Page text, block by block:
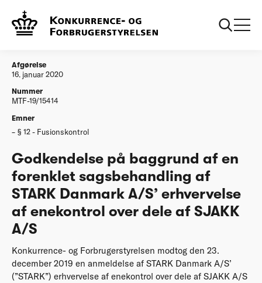
Afgørelser
Danmark AS erhvervelse af enekontrol over dele
af SJAKK AS
Afgørelse
16. januar 2020
Nummer
MTF-19/15414
Emner
§ 12 - Fusionskontrol
Godkendelse på baggrund af en
forenklet sagsbehandling af
STARK Danmark A/S’ erhvervelse
af enekontrol over dele af SJAKK
A/S
Konkurrence- og Forbrugerstyrelsen modtog den 23.
december 2019 en anmeldelse af STARK Danmark A/S’
(”STARK”) erhvervelse af enekontrol over dele af SJAKK A/S